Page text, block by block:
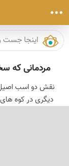
مردمانی که
نقش دو اسب
دیگری در کوه